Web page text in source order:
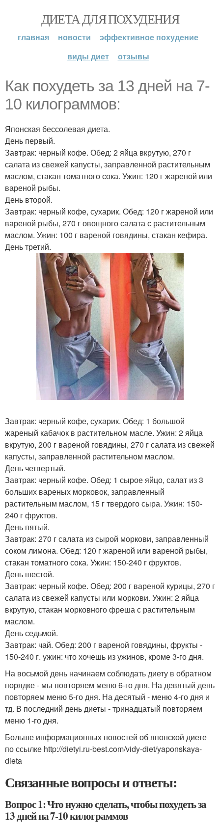
ДИЕТА ДЛЯ ПОХУДЕНИЯ
главная новости
эффективное похудение
виды диет
отзывы
Как похудеть за 13 дней на 7-
10 килограммов:
Японская бессолевая диета.
День первый.
Завтрак: черный кофе. Обед: 2 яйца вкрутую, 270 г
салата из свежей капусты, заправленной растительным
маслом, стакан томатного сока. Ужин: 120 г жареной или
вареной рыбы.
День второй.
Завтрак: черный кофе, сухарик. Обед: 120 г жареной или
вареной рыбы, 270 г овощного салата с растительным
маслом. Ужин: 100 г вареной говядины, стакан кефира.
День третий.
Завтрак: черный кофе, сухарик. Обед: 1 большой
жареный кабачок в растительном масле. Ужин: 2 яйца
вкрутую, 200 г вареной говядины, 270 г салата из свежей
капусты, заправленной растительном маслом.
День четвертый.
Завтрак: черный кофе. Обед: 1 сырое яйцо, салат из 3
больших вареных морковок, заправленный
растительным маслом, 15 г твердого сыра. Ужин: 150-
240 г фруктов.
День пятый.
Завтрак: 270 г салата из сырой моркови, заправленный
соком лимона. Обед: 120 г жареной или вареной рыбы,
стакан томатного сока. Ужин: 150-240 г фруктов.
День шестой.
Завтрак: черный кофе. Обед: 200 г вареной курицы, 270 г
салата из свежей капусты или моркови. Ужин: 2 яйца
вкрутую, стакан морковного фреша с растительным
маслом.
День седьмой.
Завтрак: чай. Обед: 200 г вареной говядины, фрукты -
150-240 г. ужин: что хочешь из ужинов, кроме 3-го дня.
На восьмой день начинаем соблюдать диету в обратном
порядке - мы повторяем меню 6-го дня. На девятый день
повторяем меню 5-го дня. На десятый - меню 4-го дня и
тд. В последний день диеты - тринадцатый повторяем
меню 1-го дня.
Больше информационных новостей об японской диете
по ссылке http://dietyi.ru-best.com/vidy-diet/yaponskaya-
dieta
Связанные вопросы и ответы:
Вопрос 1: Что нужно сделать, чтобы похудеть за
13 дней на 7-10 килограммов